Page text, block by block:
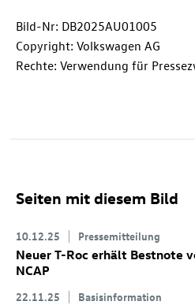
Bild-Nr: DB2025AU01005
Copyright: Volkswagen AG
Rechte: Verwendung für
Seiten mit diesem Bild
10.12.25 Pressemitteilung
Neuer T-Roc erhält Bestnote
NCAP
22.11.25 Basisinformation